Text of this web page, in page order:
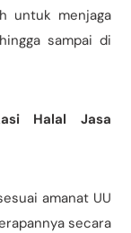
untuk menjaga
hingga sampai di
Halal Jasa
amanat UU
secara